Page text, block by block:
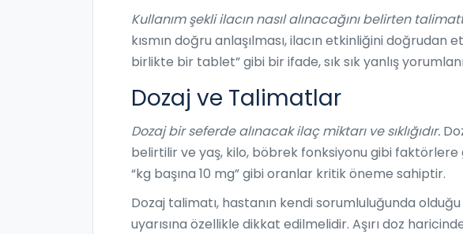
Kullanım şekli ilacın nasıl alınacağını belirten
kısmın doğru anlaşılması, ilacın etkinliğini doğrudan
birlikte bir tablet” gibi bir ifade, sık sık yanlış
Dozaj ve Talimatlar
Dozaj bir seferde alınacak ilaç miktarı ve sıklığıdır.
belirtilir ve yaş, kilo, böbrek fonksiyonu gibi
“kg başına 10 mg” gibi oranlar kritik öneme sahiptir.
Dozaj talimatı, hastanın kendi sorumluluğunda
uyarısına özellikle dikkat edilmelidir. Aşırı doz